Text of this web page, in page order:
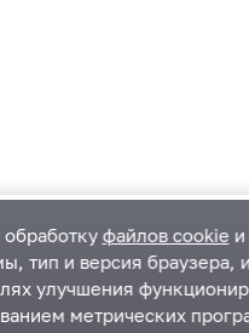
округ Московской
обработку файлов cookie
тип и версия браузера,
улучшения
метрических